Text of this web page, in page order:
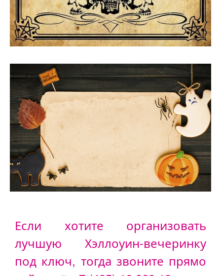
Если хотите организовать
лучшую Хэллоуин-вечеринку
под ключ, тогда звоните прямо